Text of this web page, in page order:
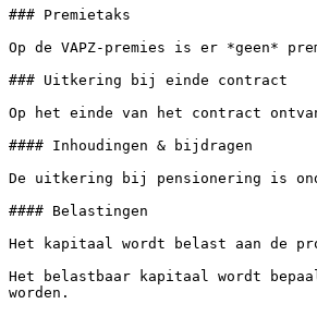
### Premietaks
Op de VAPZ-premies is er *geen*
### Uitkering bij einde contract
Op het einde van het contract
#### Inhoudingen & bijdragen
De uitkering bij pensionering is
#### Belastingen
Het kapitaal wordt belast aan de
Het belastbaar kapitaal wordt
worden.